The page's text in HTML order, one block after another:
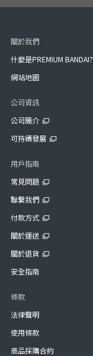
關於我們
什麼是PREMIUM BANDAI?
網站地圖
公司資訊
公司簡介
可持續發展
用戶指南
常見問題
聯繫我們
付款方式
關於運送
關於退貨
安全指南
條款
法律聲明
使用條款
商品採購合約